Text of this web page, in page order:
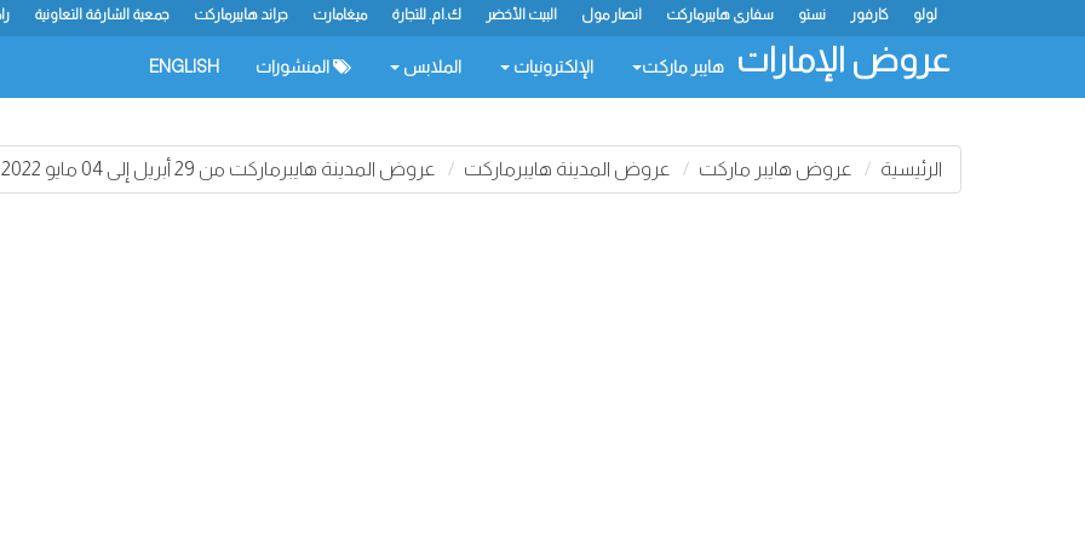
جمعية الشارقة التعاونية جراند هايبرماركت ميغامارت ك.ام. للتجارة البيت الأخضر انصار مول سفاري هايبرماركت نستو كارفور لولو
عروض الإمارات هايبر ماركت الإلكترونيات الملابس المنشورات ENGLISH
الرئيسية عروض هايبر ماركت عروض المدينة هايبرماركت عروض المدينة هايبرماركت من 29 أبريل إلى 04 مايو 2022